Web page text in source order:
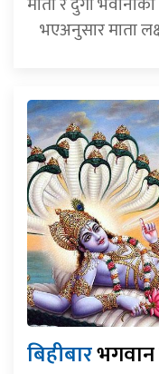
भएअनुसार माता
बिहीबार